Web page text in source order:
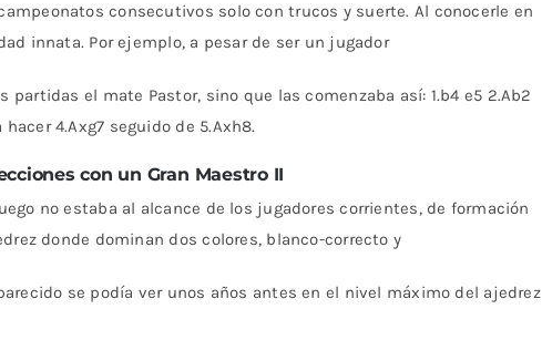
consecutivos solo con trucos y suerte. Al conocerle en
innata. Por ejemplo, a pesar de ser un jugador
partidas el mate Pastor, sino que las comenzaba así: 1.b4 e5 2.Ab2
4.Axg7 seguido de 5.Axh8.
con un Gran Maestro II
no estaba al alcance de los jugadores corrientes, de formación
donde dominan dos colores, blanco-correcto y
se podía ver unos años antes en el nivel máximo del ajedrez